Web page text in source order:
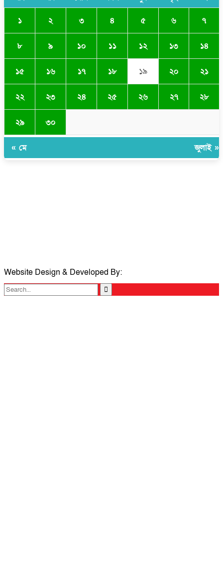
১ ২ ৩ ৪ ৫ ৬ ৭
৮ ৯ ১০ ১১ ১২ ১৩ ১৪
১৫ ১৬ ১৭ ১৮ ১৯ ২০ ২১
২২ ২৩ ২৪ ২৫ ২৬ ২৭ ২৮
২৯ ৩০
« মে জুলাই »
Website Design & Developed By: